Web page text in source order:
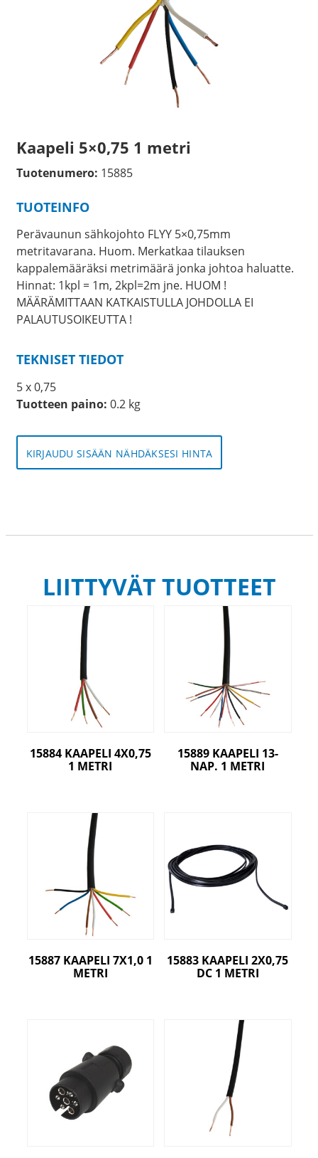
Kaapeli 5×0,75 1 metri
Tuotenumero: 15885
TUOTEINFO
Perävaunun sähkojohto FLYY 5×0,75mm
metritavarana. Huom. Merkatkaa tilauksen
kappalemääräksi metrimäärä jonka johtoa haluatte.
Hinnat: 1kpl = 1m, 2kpl=2m jne. HUOM !
MÄÄRÄMITTAAN KATKAISTULLA JOHDOLLA EI
PALAUTUSOIKEUTTA !
TEKNISET TIEDOT
5 x 0,75
Tuotteen paino: 0.2 kg
KIRJAUDU SISÄÄN NÄHDÄKSESI HINTA
LIITTYVÄT TUOTTEET
15884 KAAPELI 4X0,75
1 METRI
15889 KAAPELI 13-
NAP. 1 METRI
15887 KAAPELI 7X1,0 1
METRI
15883 KAAPELI 2X0,75
DC 1 METRI